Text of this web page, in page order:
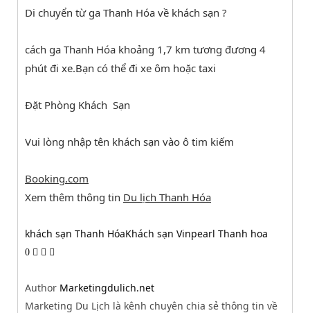
Di chuyển từ ga Thanh Hóa về khách sạn ?
cách ga Thanh Hóa khoảng 1,7 km tương đương 4
phút đi xe.Bạn có thể đi xe ôm hoặc taxi
Đặt Phòng Khách Sạn
Vui lòng nhập tên khách sạn vào ô tim kiếm
Booking.com
Xem thêm thông tin Du lịch Thanh Hóa
khách sạn Thanh HóaKhách sạn Vinpearl Thanh hoa
0
Author Marketingdulich.net
Marketing Du Lịch là kênh chuyên chia sẻ thông tin về